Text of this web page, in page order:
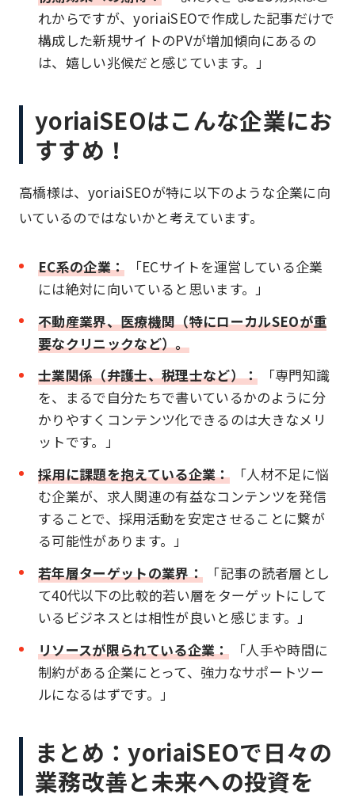
れからですが、yoriaiSEOで作成した記事だけで
構成した新規サイトのPVが増加傾向にあるの
は、嬉しい兆候だと感じています。」
yoriaiSEOはこんな企業にお
すすめ！
高橋様は、yoriaiSEOが特に以下のような企業に向
いているのではないかと考えています。
EC系の企業： 「ECサイトを運営している企業
には絶対に向いていると思います。」
不動産業界、医療機関（特にローカルSEOが重
要なクリニックなど）。
士業関係（弁護士、税理士など）： 「専門知識
を、まるで自分たちで書いているかのように分
かりやすくコンテンツ化できるのは大きなメリ
ットです。」
採用に課題を抱えている企業：「人材不足に悩
む企業が、求人関連の有益なコンテンツを発信
することで、採用活動を安定させることに繋が
る可能性があります。」
若年層ターゲットの業界： 「記事の読者層とし
て40代以下の比較的若い層をターゲットにして
いるビジネスとは相性が良いと感じます。」
リソースが限られている企業：「人手や時間に
制約がある企業にとって、強力なサポートツー
ルになるはずです。」
まとめ：yoriaiSEOで日々の
業務改善と未来への投資を